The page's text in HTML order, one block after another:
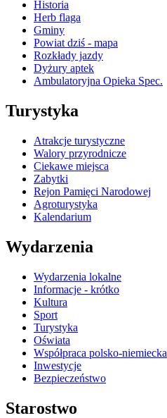
Historia
Herb flaga
Gminy
Powiat dziś - mapa
Rozkłady jazdy
Dyżury aptek
Ambulatoryjna Opieka Spec.
Turystyka
Atrakcje turystyczne
Walory przyrodnicze
Ciekawe miejsca
Zabytki
Rejon Pamięci Narodowej
Agroturystyka
Kalendarium
Wydarzenia
Wydarzenia lokalne
Informacje - krótko
Kultura
Sport
Turystyka
Oświata
Współpraca polsko-niemiecka
Inwestycje
Bezpieczeństwo
Starostwo